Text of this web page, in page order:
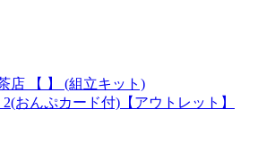
店 【 】 (組立キット)
おんぷカード付)【アウトレット】